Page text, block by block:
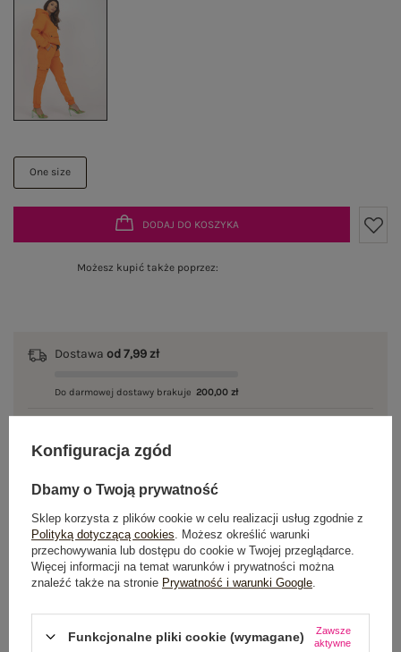
One size
DODAJ DO KOSZYKA
Możesz kupić także poprzez:
Dostawa od 7,99 zł
Do darmowej dostawy brakuje 200,00 zł
100 dni na zwrot
OPIS PRODUKTU
GŁÓWNE PARAMETRY
Konfiguracja zgód
Dbamy o Twoją prywatność
Sklep korzysta z plików cookie w celu realizacji usług zgodnie z
Polityką dotyczącą cookies . Możesz określić warunki
przechowywania lub dostępu do cookie w Twojej przeglądarce.
Więcej informacji na temat warunków i prywatności można
znaleźć także na stronie Prywatność i warunki Google
Funkcjonalne pliki cookie (wymagane)
Zawsze
aktywne